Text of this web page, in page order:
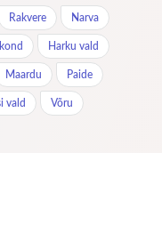
Rakvere Narva
Harku vald
Maardu Paide
vald Võru